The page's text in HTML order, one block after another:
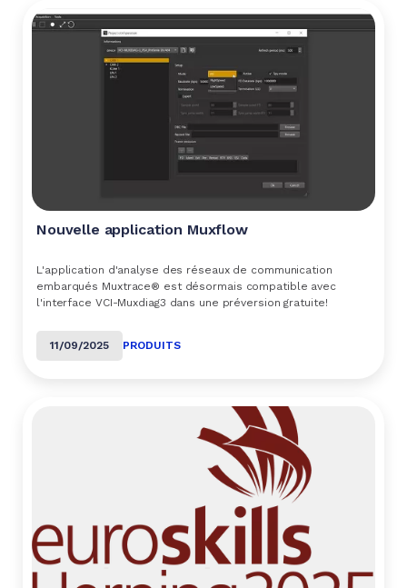
Nouvelle application Muxflow
L'application d'analyse des réseaux de communication
embarqués Muxtrace® est désormais compatible avec
l'interface VCI-Muxdiag3 dans une préversion gratuite!
11/09/2025 PRODUITS